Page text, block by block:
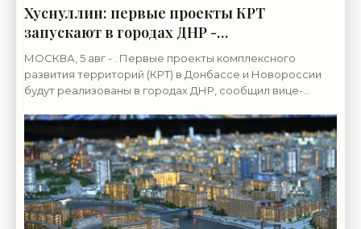
Хуснуллин: первые проекты КРТ
запускают в городах ДНР -
«Строительство»
МОСКВА, 5 авг - . Первые проекты комплексного
развития территорий (КРТ) в Донбассе и Новороссии
будут реализованы в городах ДНР, сообщил вице-